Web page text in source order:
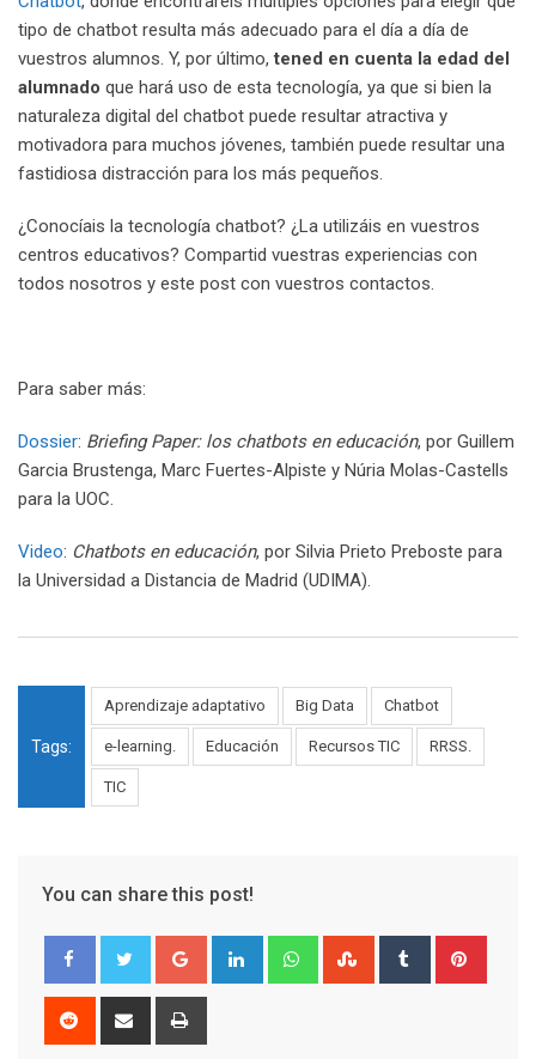
tipo de chatbot resulta más adecuado para el día a día de
vuestros alumnos. Y, por último,tened en cuenta la edad del
alumnado que hará uso de esta tecnología, ya que si bien la
naturaleza digital del chatbot puede resultar atractiva y
motivadora para muchos jóvenes, también puede resultar una
fastidiosa distracción para los más pequeños.
¿Conocíais la tecnología chatbot? ¿La utilizáis en vuestros
centros educativos? Compartid vuestras experiencias con
todos nosotros y este post con vuestros contactos.
Para saber más:
Dossier: Briefing Paper: los chatbots en educación, por Guillem
Garcia Brustenga, Marc Fuertes-Alpiste y Núria Molas-Castells
para la UOC.
Video: Chatbots en educación, por Silvia Prieto Preboste para
la Universidad a Distancia de Madrid (UDIMA).
Tags:
Aprendizaje adaptativo Big Data Chatbot
e-learning. Educación Recursos TIC RRSS.
TIC
You can share this post!
Google+ LinkedIn WhatsappStumbleUpon
Tumblr
Reddit
Share